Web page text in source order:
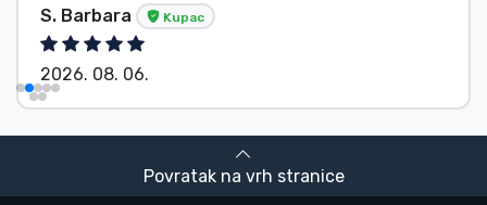
S. Barbara Kupac
2026. 08. 06.
Povratak na vrh stranice